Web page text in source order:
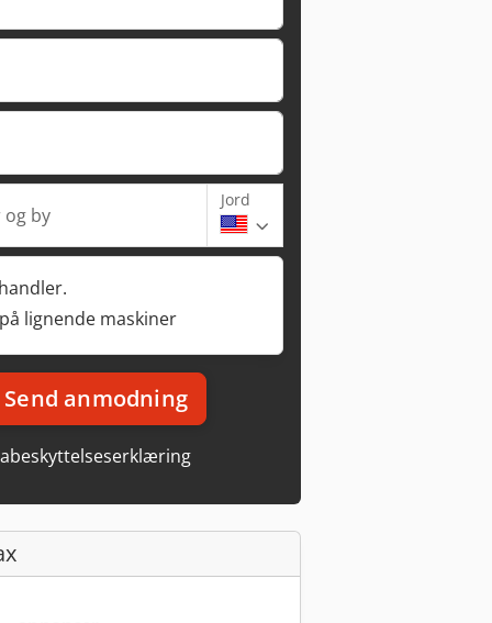
by
Jord
lignende maskiner
Send anmodning